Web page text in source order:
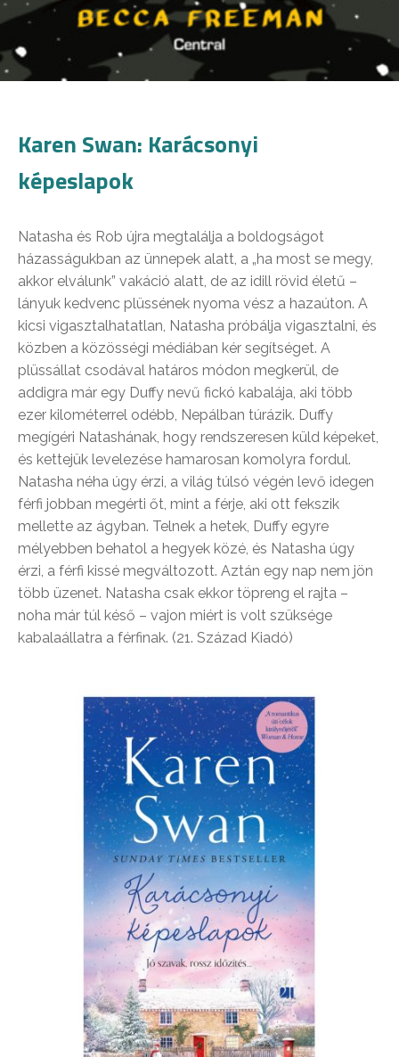
Karen Swan: Karácsonyi
képeslapok
Natasha és Rob újra megtalálja a boldogságot
házasságukban az ünnepek alatt, a „ha most se megy,
akkor elválunk” vakáció alatt, de az idill rövid életű –
lányuk kedvenc plüssének nyoma vész a hazaúton. A
kicsi vigasztalhatatlan, Natasha próbálja vigasztalni, és
közben a közösségi médiában kér segítséget. A
plüssállat csodával határos módon megkerül, de
addigra már egy Duffy nevű fickó kabalája, aki több
ezer kilométerrel odébb, Nepálban túrázik. Duffy
megígéri Natashának, hogy rendszeresen küld képeket,
és kettejük levelezése hamarosan komolyra fordul.
Natasha néha úgy érzi, a világ túlsó végén levő idegen
férfi jobban megérti őt, mint a férje, aki ott fekszik
mellette az ágyban. Telnek a hetek, Duffy egyre
mélyebben behatol a hegyek közé, és Natasha úgy
érzi, a férfi kissé megváltozott. Aztán egy nap nem jön
több üzenet. Natasha csak ekkor töpreng el rajta –
noha már túl késő – vajon miért is volt szüksége
kabalaállatra a férfinak. (21. Század Kiadó)